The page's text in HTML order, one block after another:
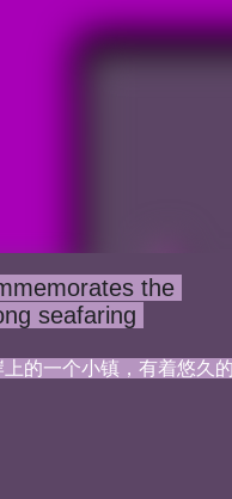
the
seafaring
的一个小镇，有着悠久的